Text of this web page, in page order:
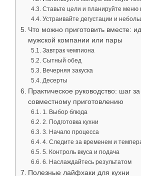
Ставьте цели и планируйте меню
Устраивайте дегустации и
Что можно приготовить вместе:
мужской компании или пары
Завтрак чемпиона
Сытный обед
Вечерняя закуска
Десерты
Практическое руководство: шаг
совместному приготовлению
1. Выбор блюда
2. Подготовка кухни
3. Начало процесса
4. Следите за временем и
5. Контроль вкуса и подача
6. Наслаждайтесь результатом
Полезные лайфхаки для кухни